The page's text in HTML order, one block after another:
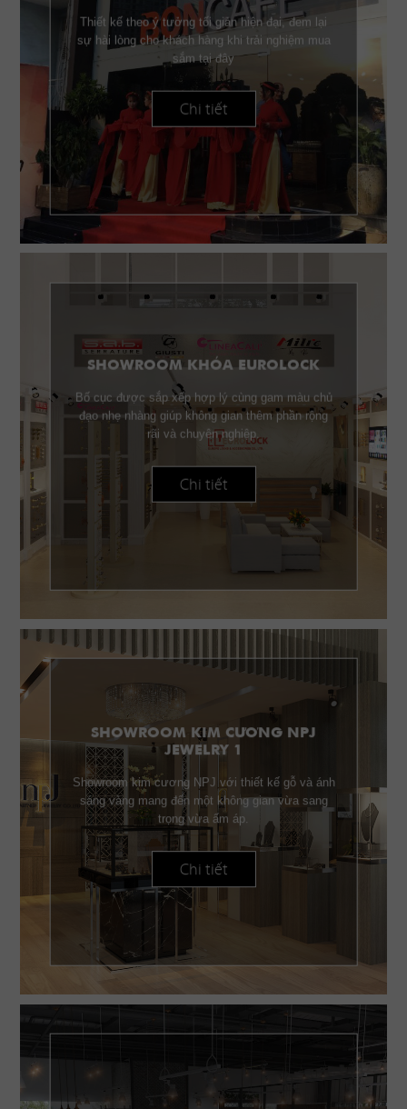
Thiết kế theo ý tưởng tối giản hiện đại, đem lại
sự hài lòng cho khách hàng khi trải nghiệm mua
sắm tại đây
Chi tiết
SHOWROOM KHÓA EUROLOCK
Bố cục được sắp xếp hợp lý cùng gam màu chủ
đạo nhẹ nhàng giúp không gian thêm phần rộng
rãi và chuyên nghiệp.
Chi tiết
SHOWROOM KIM CƯƠNG NPJ
JEWELRY 1
Showroom kim cương NPJ với thiết kế gỗ và ánh
sáng vàng mang đến một không gian vừa sang
trọng vừa ấm áp.
Chi tiết